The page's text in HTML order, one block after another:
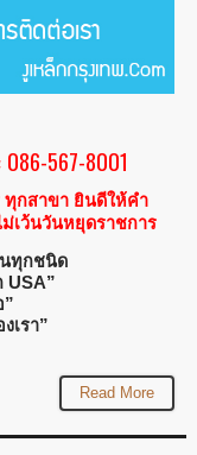
567-8001
ทุกสาขา ยินดีให้คำ
เว้นวันหยุดราชการ
ทุกชนิด
USA”
”
เรา”
Read More